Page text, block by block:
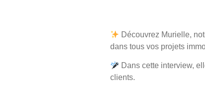
Découvrez Murielle,
dans tous vos projets
Dans cette interview,
clients.